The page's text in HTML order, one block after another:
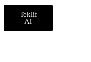
Teklif
Al